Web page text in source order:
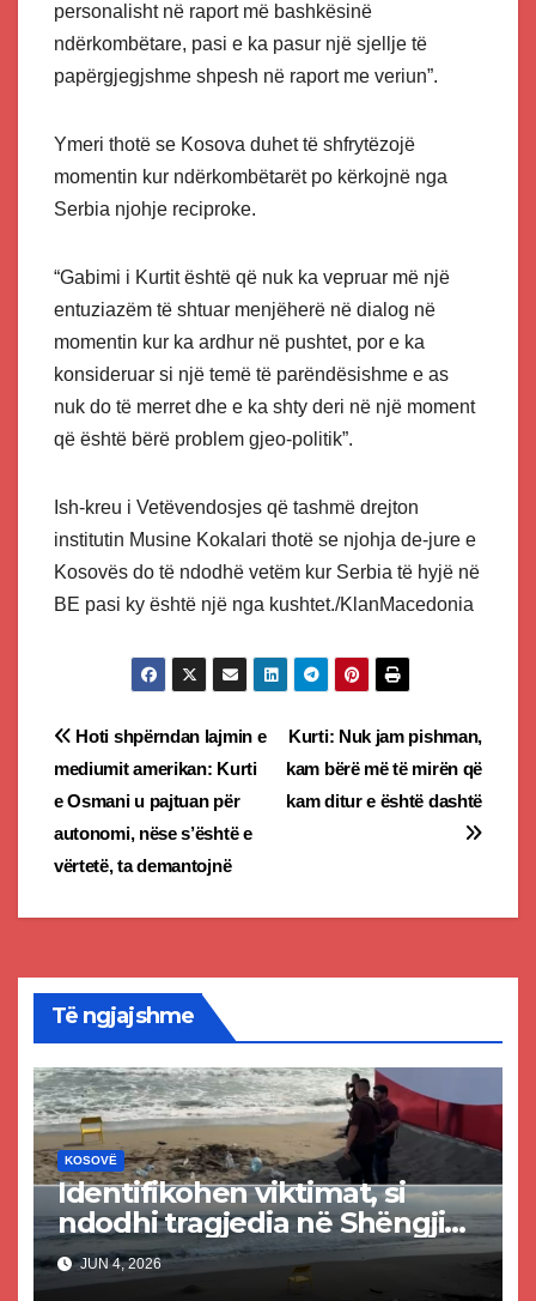
personalisht në raport më bashkësinë
ndërkombëtare, pasi e ka pasur një sjellje të
papërgjegjshme shpesh në raport me veriun”.
Ymeri thotë se Kosova duhet të shfrytëzojë
momentin kur ndërkombëtarët po kërkojnë nga
Serbia njohje reciproke.
“Gabimi i Kurtit është që nuk ka vepruar më një
entuziazëm të shtuar menjëherë në dialog në
momentin kur ka ardhur në pushtet, por e ka
konsideruar si një temë të parëndësishme e as
nuk do të merret dhe e ka shty deri në një moment
që është bërë problem gjeo-politik”.
Ish-kreu i Vetëvendosjes që tashmë drejton
institutin Musine Kokalari thotë se njohja de-jure e
Kosovës do të ndodhë vetëm kur Serbia të hyjë në
BE pasi ky është një nga kushtet./KlanMacedonia
Post
navigation
Kurti: Nuk jam pishman,
kam bërë më të mirën që
kam ditur e është dashtë
Hoti shpërndan lajmin e
mediumit amerikan: Kurti
e Osmani u pajtuan për
autonomi, nëse s’është e
vërtetë, ta demantojnë
Të ngjajshme
KOSOVË
Identifikohen viktimat, si
ndodhi tragjedia në Shëngjin
ku mbetën të vdekur dy të
rinj kosovarë
JUN 4, 2026